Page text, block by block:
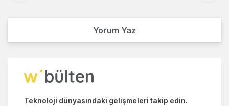
Yorum Yaz
Teknoloji dünyasındaki gelişmeleri takip edin.